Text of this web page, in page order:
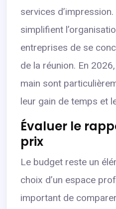
services
simplifient
entreprises de se
de la réunion. En
main sont
leur gain de temps et
Évaluer le
prix
Le budget reste un
choix d’un espace
important de